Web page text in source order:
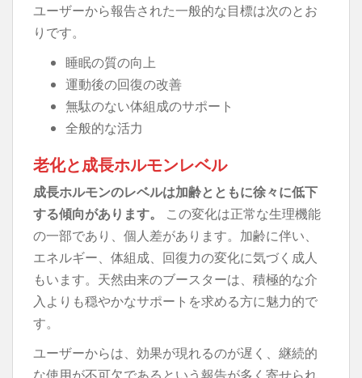
ユーザーから報告された一般的な目標は次のとお
りです。
睡眠の質の向上
運動後の回復の改善
無駄のない体組成のサポート
全般的な活力
老化と成長ホルモンレベル
成長ホルモンのレベルは加齢とともに徐々に低下
する傾向があります。
この変化は正常な生理機能
の一部であり、個人差があります。加齢に伴い、
エネルギー、体組成、回復力の変化に気づく成人
もいます。天然由来のブースターは、積極的な介
入よりも穏やかなサポートを求める方に魅力的で
す。
ユーザーからは、効果が現れるのが遅く、継続的
な使用が不可欠であるという報告が多く寄せられ